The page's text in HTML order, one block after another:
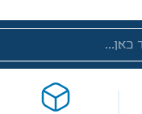
מחירים אלה